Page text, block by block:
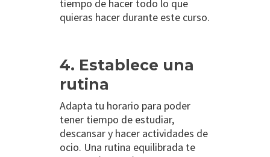
tiempo de hacer todo lo que
quieras hacer durante este curso.
4. Establece una
rutina
Adapta tu horario para poder
tener tiempo de estudiar,
descansar y hacer actividades de
ocio. Una rutina equilibrada te